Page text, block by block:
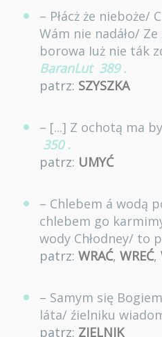
– Płácż że nieboże/
Wám nie nadáło/
borowa Iuż nie ták
BaranLut 389 .
patrz: SZYSZKA
– [...] Z ochotą ma
350 .
patrz: UMYĆ
– Chlebem á wodą
chlebem go
wody Chłodney/ to
patrz: WRAĆ, WREĆ,
– Samym się
láta/ źielniku
patrz: ZIELNIK